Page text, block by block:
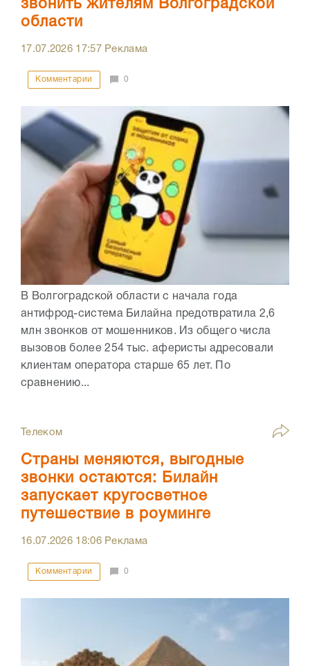
звонить жителям Волгоградской
области
17.07.2026 17:57 Реклама
Комментарии 0
В Волгоградской области с начала года
антифрод-система Билайна предотвратила 2,6
млн звонков от мошенников. Из общего числа
вызовов более 254 тыс. аферисты адресовали
клиентам оператора старше 65 лет. По
сравнению...
Телеком
Страны меняются, выгодные
звонки остаются: Билайн
запускает кругосветное
путешествие в роуминге
16.07.2026 18:06Реклама
Комментарии 0